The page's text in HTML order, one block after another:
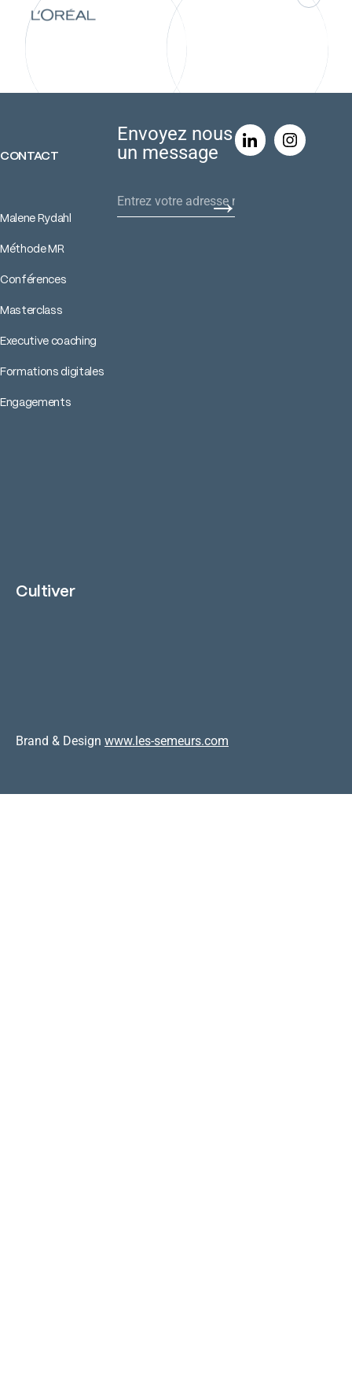
CONTACT
Malene Rydahl
Méthode MR
Conférences
Masterclass
Executive coaching
Formations digitales
Engagements
Envoyez nous
un message
→
Cultiver
Brand & Design www.les-semeurs.com